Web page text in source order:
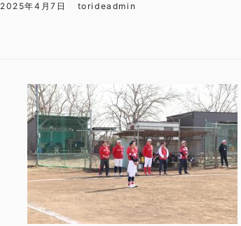
2025年4月7日 torideadmin